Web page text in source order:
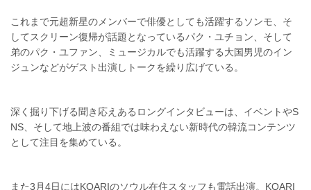
これまで元超新星のメンバーで俳優としても活躍するソンモ、そ
してスクリーン復帰が話題となっているパク・ユチョン、そして
弟のパク・ユファン、ミュージカルでも活躍する大国男児のイン
ジュンなどがゲスト出演しトークを繰り広げている。
深く掘り下げる聞き応えあるロングインタビューは、イベントやS
NS、そして地上波の番組では味わえない新時代の韓流コンテンツ
として注目を集めている。
また3月4日にはKOARIのソウル在住スタッフも電話出演。KOARI